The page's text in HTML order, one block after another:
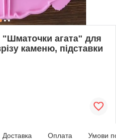
агата" для
каменю, підставки
Доставка Оплата Умови